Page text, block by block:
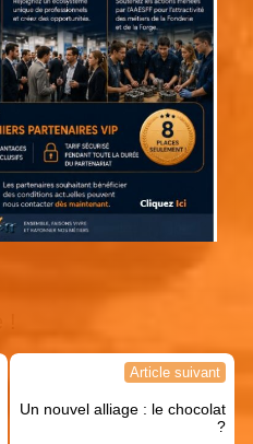
Article suivant
Un nouvel alliage : le chocolat
?